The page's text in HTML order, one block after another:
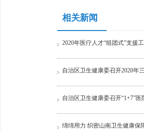
相关新闻
2020年医疗人才“组团式”支援
自治区卫生健康委召开2020年
自治区卫生健康委召开“1+7”
绵绵用力 织密山南卫生健康保